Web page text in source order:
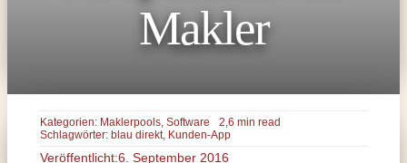
Makler
Kategorien: Maklerpools, Software
2,6 min read
Schlagwörter: blau direkt, Kunden-App
Veröffentlicht:6. September 2016